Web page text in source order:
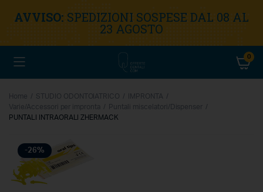
AVVISO: SPEDIZIONI SOSPESE DAL 08 AL
23 AGOSTO
0
Home STUDIO ODONTOIATRICO
IMPRONTA
Varie/Accessori per impronta
Puntali miscelatori/Dispenser
PUNTALI INTRAORALI ZHERMACK
-26%